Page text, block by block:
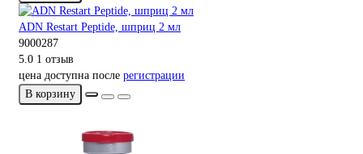
ADN Restart Peptide, шприц 2 мл
9000287
5.0 1 отзыв
цена доступна после регистрации
В корзину